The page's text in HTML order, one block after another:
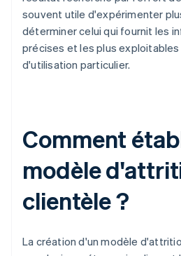
souvent utile d'expérimenter
déterminer celui qui fournit les
précises et les plus exploitables
d'utilisation particulier.
Comment
modèle
clientèle ?
La création d'un modèle